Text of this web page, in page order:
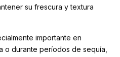
su frescura y textura
importante en
o durante períodos de sequía,